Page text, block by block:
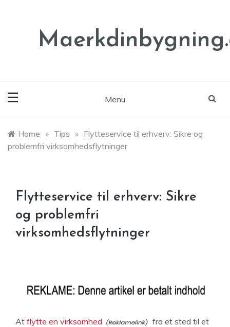
Menu
Home » Tips » Flytteservice til erhverv: Sikre og
problemfri virksomhedsflytninger
Flytteservice til erhverv: Sikre
og problemfri
virksomhedsflytninger
At flytte en virksomhed
fra et sted til et